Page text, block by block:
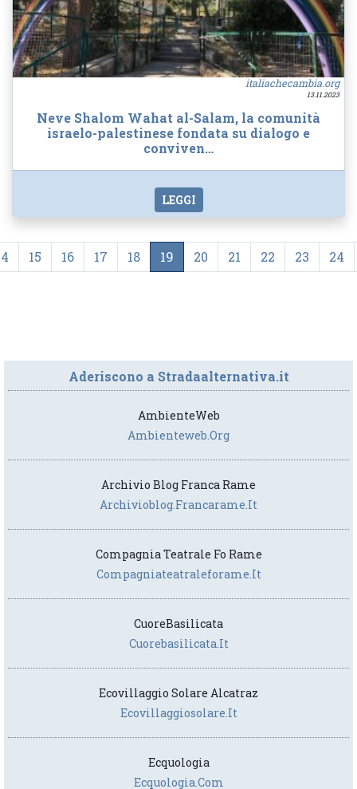
italiachecambia.org
13.11.2023
Neve Shalom Wahat al-Salam, la comunità
israelo-palestinese fondata su dialogo e
conviven…
LEGGI
15 16 17 18 19 20 21 22 23 24
Aderiscono a Stradaalternativa.it
AmbienteWeb
Ambienteweb.org
Archivio Blog Franca Rame
Archivioblog.francarame.it
Compagnia Teatrale Fo Rame
Compagniateatraleforame.it
CuoreBasilicata
Cuorebasilicata.it
Ecovillaggio Solare Alcatraz
Ecovillaggiosolare.it
Ecquologia
Ecquologia.com